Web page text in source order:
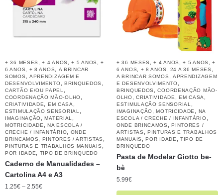
+ 36 MESES ,+ 4 ANOS ,+ 5 ANOS ,+
6 ANOS
+ 8 ANOS
A BRINCAR
SOMOS
APRENDIZAGEM E
DESENVOLVIMENTO
BRINQUEDOS
CARTÃO E/OU PAPEL
COORDENAÇÃO MÃO-OLHO
CRIATIVIDADE EM CASA
ESTIMULAÇÃO SENSORIAL
IMAGINAÇÃO ,MATERIAL
MOTRICIDADE ,NA ESCOLA /
CRECHE / INFANTÁRIO
ONDE
BRINCAMOS
PINTORES / ARTISTAS
PINTURAS E TRABALHOS MANUAIS
POR IDADE TIPO DE BRINQUEDO
Caderno de Manualidades –
Cartolina A4 e A3
1.25€ – 2.55€
+ 36 MESES ,+ 4 ANOS ,+ 5 ANOS ,+
6 ANOS
+ 8 ANOS 24 A 36 MESES
A BRINCAR SOMOS
APRENDIZAGEM
E DESENVOLVIMENTO
BRINQUEDOS ,COORDENAÇÃO MÃO-
OLHO
,CRIATIVIDADE ,EM CASA
ESTIMULAÇÃO SENSORIAL
IMAGINAÇÃO ,MOTRICIDADE
NA
ESCOLA / CRECHE / INFANTÁRIO
ONDE BRINCAMOS ,PINTORES /
ARTISTAS
,PINTURAS E TRABALHOS
MANUAIS
,POR IDADE ,TIPO DE
BRINQUEDO
Pasta de Modelar Giotto be-
bè
5.99€